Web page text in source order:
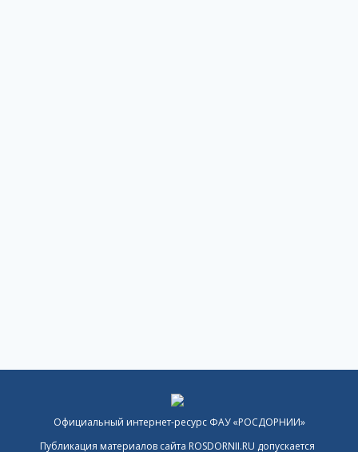
Официальный интернет-ресурс ФАУ «РОСДОРНИИ»
Публикация материалов сайта ROSDORNII.RU допускается